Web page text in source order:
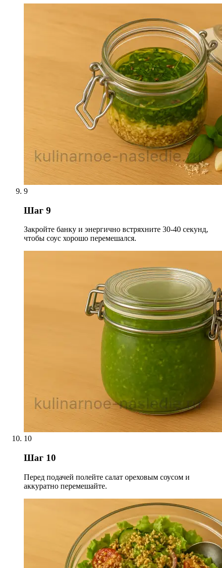
9
Шаг 9
Закройте банку и энергично встряхните 30-40 секунд,
чтобы соус хорошо перемешался.
10
Шаг 10
Перед подачей полейте салат ореховым соусом и
аккуратно перемешайте.